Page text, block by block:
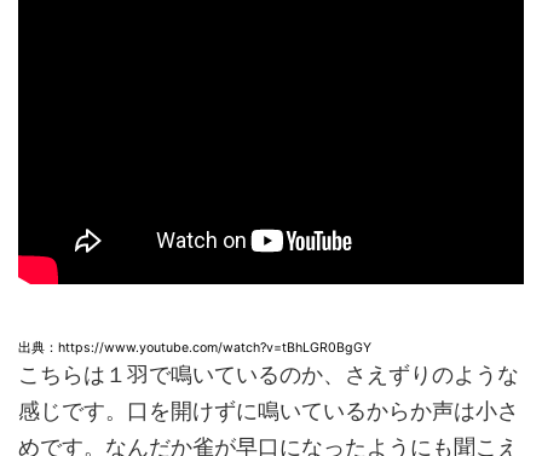
出典：https://www.youtube.com/watch?v=tBhLGR0BgGY
こちらは１羽で鳴いているのか、さえずりのような
感じです。口を開けずに鳴いているからか声は小さ
めです。なんだか雀が早口になったようにも聞こえ